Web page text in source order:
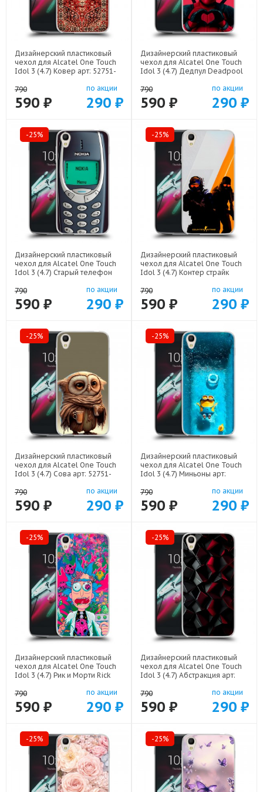
Дизайнерский пластиковый
чехол для Alcatel One Touch
Idol 3 (4.7) Ковер арт: 52751-
790
590 ₽
по акции
290 ₽
Дизайнерский пластиковый
чехол для Alcatel One Touch
Idol 3 (4.7) Дедпул Deadpool
790
590 ₽
по акции
290 ₽
-25%
Дизайнерский пластиковый
чехол для Alcatel One Touch
Idol 3 (4.7) Старый телефон
790
590 ₽
по акции
290 ₽
-25%
Дизайнерский пластиковый
чехол для Alcatel One Touch
Idol 3 (4.7) Контер страйк
22285
790
590 ₽
по акции
290 ₽
-25%
Дизайнерский пластиковый
чехол для Alcatel One Touch
Idol 3 (4.7) Сова арт: 52751-
790
590 ₽
по акции
290 ₽
-25%
Дизайнерский пластиковый
чехол для Alcatel One Touch
Idol 3 (4.7) Миньоны арт:
790
590 ₽
по акции
290 ₽
-25%
Дизайнерский пластиковый
чехол для Alcatel One Touch
Idol 3 (4.7) Рик и Морти Rick
790
590 ₽
по акции
290 ₽
-25%
Дизайнерский пластиковый
чехол для Alcatel One Touch
Idol 3 (4.7) Абстракция арт:
790
590 ₽
по акции
290 ₽
-25% -25%